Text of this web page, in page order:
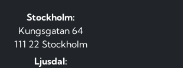
Stockholm:
Kungsgatan 64
111 22 Stockholm
Ljusdal: